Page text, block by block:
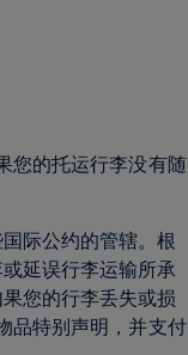
您的托运行李没有随
际公约的管辖。根
延误行李运输所承
您的行李丢失或损
品特别声明，并支付